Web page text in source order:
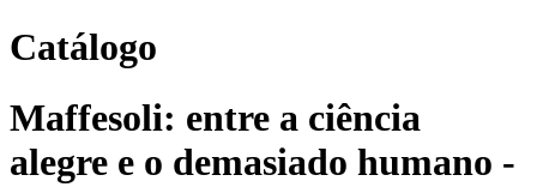
Catálogo
Maffesoli: entre a ciência
alegre e o demasiado humano -